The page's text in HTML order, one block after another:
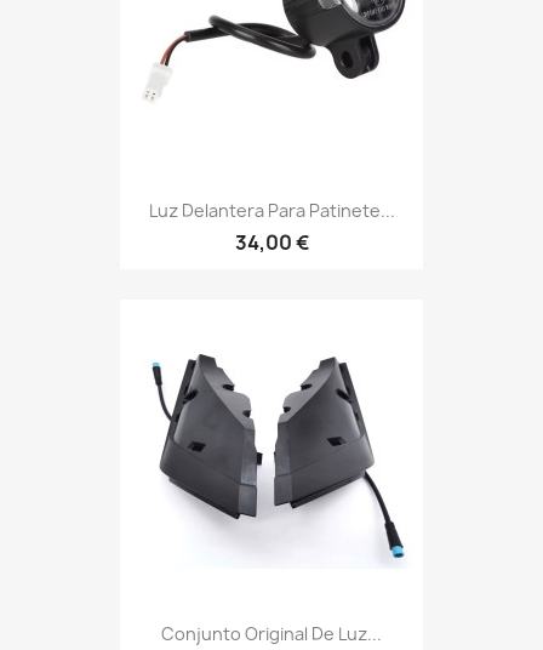
Luz Delantera Para Patinete...
34,00 €
Conjunto Original De Luz...